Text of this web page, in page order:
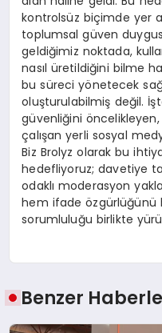
kontrolsüz biçimde yer
toplumsal güven
geldiğimiz noktada,
nasıl üretildiğini bilme
bu süreci yönetecek
oluşturulabilmiş değil.
güvenliğini
çalışan yerli sosyal
Biz Brolyz olarak bu
hedefliyoruz; davetiye
odaklı moderasyon
hem ifade
sorumluluğu birlikte
Benzer